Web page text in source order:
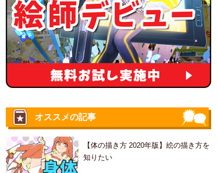
オススメの記事
【体の描き方 2020年版】絵の描き方を
知りたい